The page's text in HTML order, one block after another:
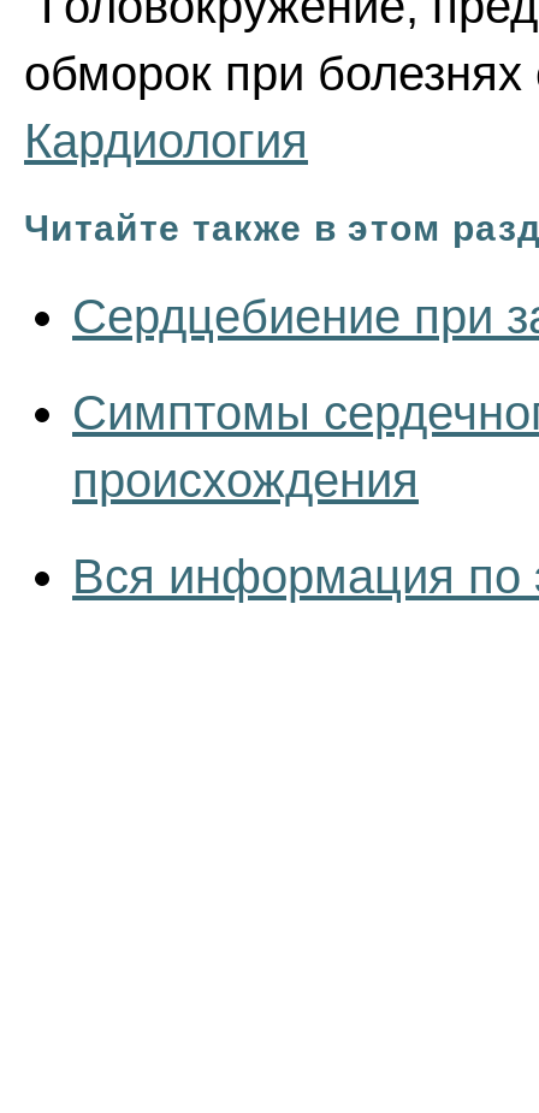
обморок при болезнях
Кардиология
Читайте также в этом
Сердцебиение при
Симптомы
происхождения
Вся информация по